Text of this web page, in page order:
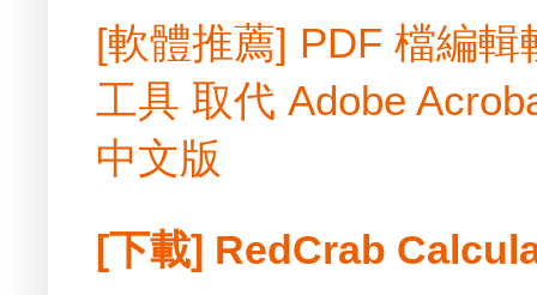
[軟體推薦] PDF 檔編
工具 取代 Adobe
中文版
[下載] RedCrab